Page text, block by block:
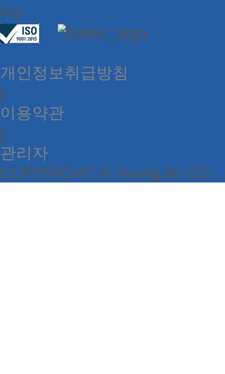
터)
개인정보취급방침
|
이용약관
|
관리자
COPYRIGHT © YoungJin